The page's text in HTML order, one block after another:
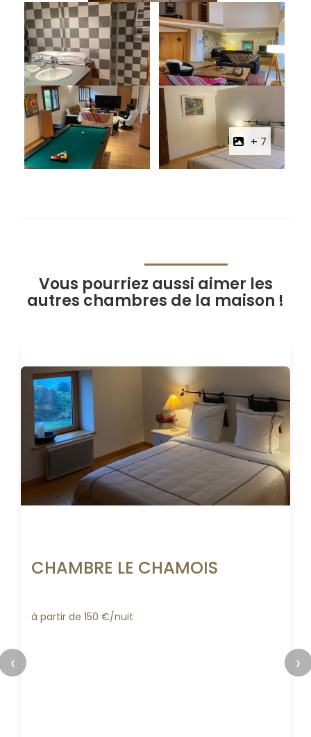
+ 7
Vous pourriez aussi aimer les
autres chambres de la maison !
CHAMBRE LE CHAMOIS
à partir de 150 €/nuit
‹ ›